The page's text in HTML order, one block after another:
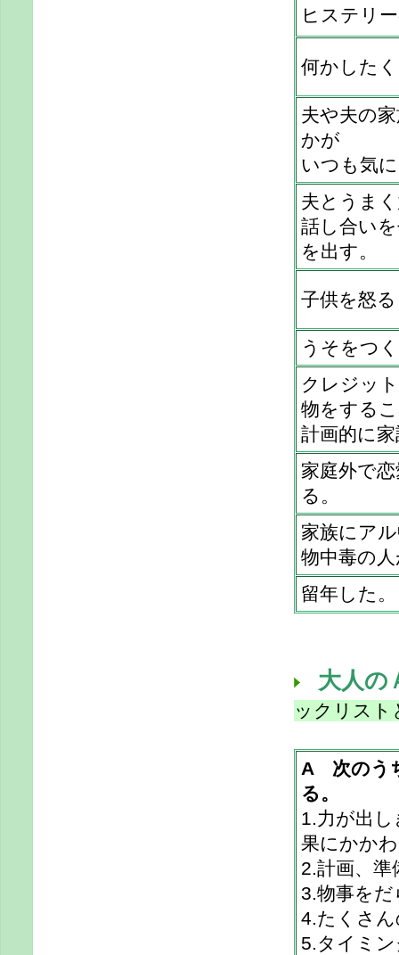
ヒステリ
何かした
夫や夫の
かが
いつも気
夫とうま
話し合い
を出す。
子供を怒
うそをつ
クレジッ
物をする
計画的に
家庭外で
る。
家族にア
物中毒の
留年した。
大人の
ックリスト
A 次のう
る。
1.力が出
果にかか
2.計画、準
3.物事を
4.たくさ
5.タイミ